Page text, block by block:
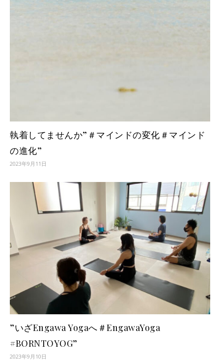
執着してませんか”＃マインドの変化＃マインド
の進化”
2023年9月11日
”いざEngawa Yogaへ＃EngawaYoga
#BORNTOYOG”
2023年9月10日